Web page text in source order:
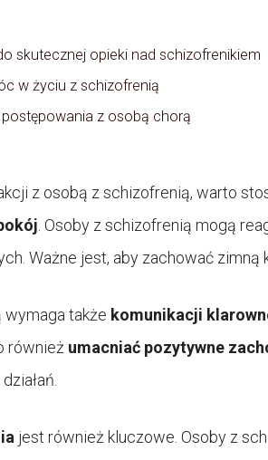
skutecznej opieki nad schizofrenikiem
w życiu z schizofrenią
z osobą chorą
z osobą z schizofrenią, warto
. Osoby z schizofrenią mogą
Ważne jest, aby zachować zimną
także komunikacji
również umacniać pozytywne
jest również kluczowe. Osoby z